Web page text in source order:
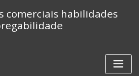
comerciais habilidades